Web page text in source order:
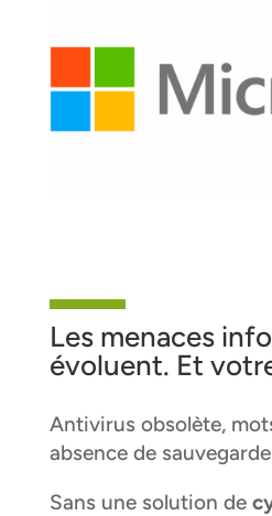
Les menaces
évoluent. Et
Antivirus obsolète,
absence de
Sans une solution de